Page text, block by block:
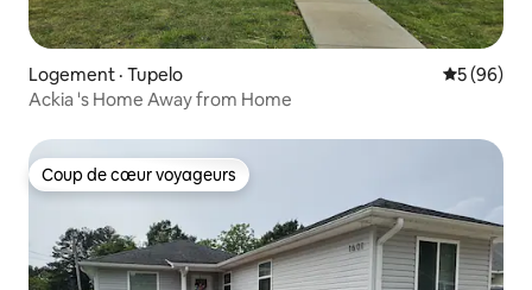
Logement · Tupelo Note
5 (96)
Ackia 's Home Away from Home
Coup de cœur voyageurs
Coup de cœur voyageurs